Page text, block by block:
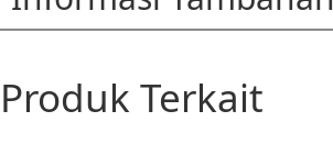
Produk Terkait